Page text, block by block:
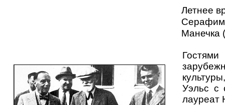
Летнее
Манечка
Уэльс с
лауреат